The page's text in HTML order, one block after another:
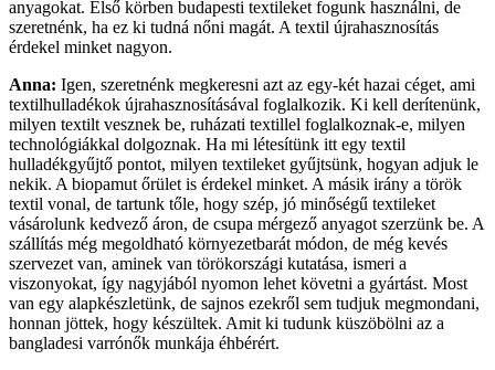
anyagokat. Első körben budapesti textileket fogunk használni, de
szeretnénk, ha ez ki tudná nőni magát. A textil újrahasznosítás
érdekel minket nagyon.
Anna: Igen, szeretnénk megkeresni azt az egy-két hazai céget, ami
textilhulladékok újrahasznosításával foglalkozik. Ki kell derítenünk,
milyen textilt vesznek be, ruházati textillel foglalkoznak-e, milyen
technológiákkal dolgoznak. Ha mi létesítünk itt egy textil
hulladékgyűjtő pontot, milyen textileket gyűjtsünk, hogyan adjuk le
nekik. A biopamut őrület is érdekel minket. A másik irány a török
textil vonal, de tartunk tőle, hogy szép, jó minőségű textileket
vásárolunk kedvező áron, de csupa mérgező anyagot szerzünk be. A
szállítás még megoldható környezetbarát módon, de még kevés
szervezet van, aminek van törökországi kutatása, ismeri a
viszonyokat, így nagyjából nyomon lehet követni a gyártást. Most
van egy alapkészletünk, de sajnos ezekről sem tudjuk megmondani,
honnan jöttek, hogy készültek. Amit ki tudunk küszöbölni az a
bangladesi varrónők munkája éhbérért.